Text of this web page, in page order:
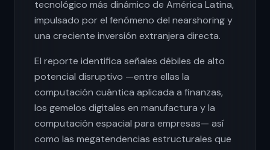
tecnológico más dinámico de América Latina,
impulsado por el fenómeno del nearshoring y
una creciente inversión extranjera directa.
El reporte identifica señales débiles de alto
potencial disruptivo —entre ellas la
computación cuántica aplicada a finanzas,
los gemelos digitales en manufactura y la
computación espacial para empresas— así
como las megatendencias estructurales que